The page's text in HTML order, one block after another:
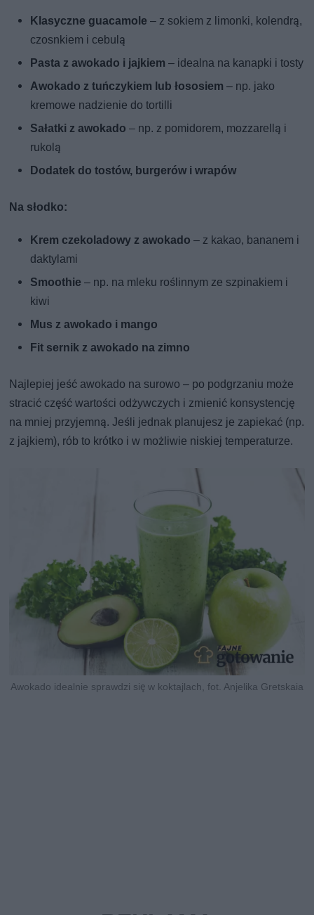
Klasyczne guacamole – z sokiem z limonki, kolendrą,
czosnkiem i cebulą
Pasta z awokado i jajkiem – idealna na kanapki i tosty
Awokado z tuńczykiem lub łososiem – np. jako
kremowe nadzienie do tortilli
Sałatki z awokado – np. z pomidorem, mozzarellą i
rukolą
Dodatek do tostów, burgerów i wrapów
Na słodko:
Krem czekoladowy z awokado – z kakao, bananem i
daktylami
Smoothie – np. na mleku roślinnym ze szpinakiem i
kiwi
Mus z awokado i mango
Fit sernik z awokado na zimno
Najlepiej jeść awokado na surowo – po podgrzaniu może
stracić część wartości odżywczych i zmienić konsystencję
na mniej przyjemną. Jeśli jednak planujesz je zapiekać (np.
z jajkiem), rób to krótko i w możliwie niskiej temperaturze.
Awokado idealnie sprawdzi się w koktajlach, fot. Anjelika Gretskaia